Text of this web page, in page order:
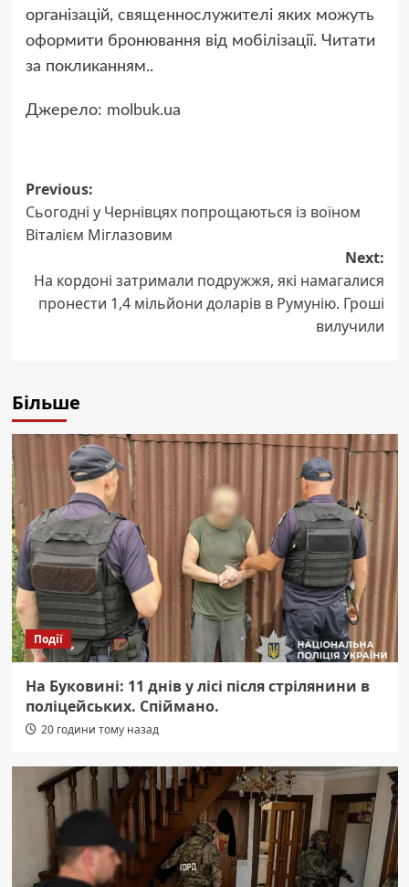
організацій, священнослужителі яких можуть
оформити бронювання від мобілізації. Читати
за покликанням..
Джерело: molbuk.ua
Post
navigation
Previous:
Сьогодні у Чернівцях попрощаються із воїном
Віталієм Міглазовим
Next:
На кордоні затримали подружжя, які намагалися
пронести 1,4 мільйони доларів в Румунію. Гроші
вилучили
Більше
Події
На Буковині: 11 днів у лісі після стрілянини в
поліцейських. Спіймано.
20 години тому назад